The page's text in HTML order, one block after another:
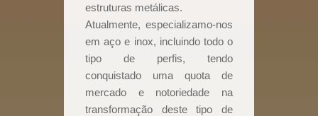
estruturas metálicas.
Atualmente, especializamo-nos
em aço e inox, incluindo todo o
tipo de perfis, tendo
conquistado uma quota de
mercado e notoriedade na
transformação deste tipo de